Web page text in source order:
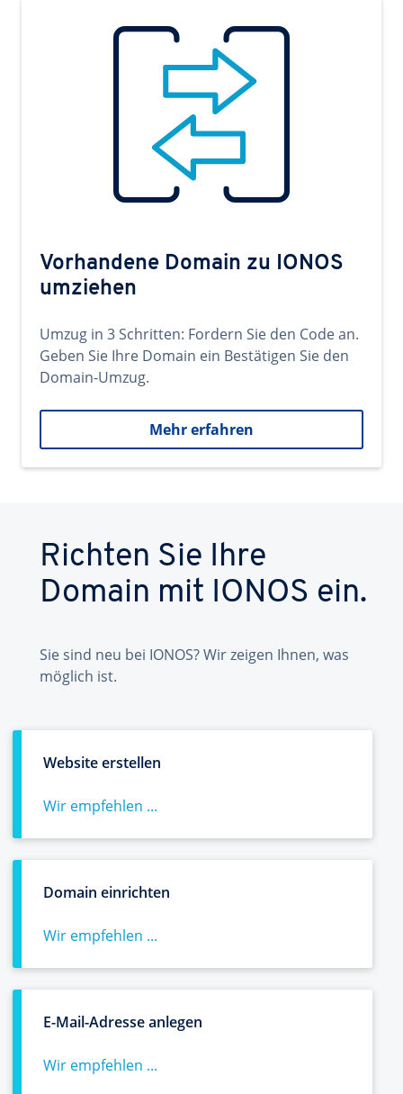
Vorhandene Domain zu IONOS
umziehen
Umzug in 3 Schritten: Fordern Sie den Code an.
Geben Sie Ihre Domain ein Bestätigen Sie den
Domain-Umzug.
Mehr erfahren
Richten Sie Ihre
Domain mit IONOS ein.
Sie sind neu bei IONOS? Wir zeigen Ihnen, was
möglich ist.
Website erstellen
Wir empfehlen ...
Domain einrichten
Wir empfehlen ...
E-Mail-Adresse anlegen
Wir empfehlen ...